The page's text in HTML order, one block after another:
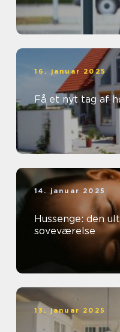
16. januar 2025
Få et nyt tag af
14. januar 2025
Hussenge: den
soveværelse
13. januar 2025